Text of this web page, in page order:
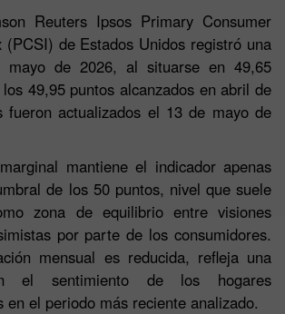
Reuters Ipsos Primary Consumer
(PCSI) de Estados Unidos registró una
mayo de 2026, al situarse en 49,65
49,95 puntos alcanzados en abril de
fueron actualizados el 13 de mayo de
mantiene el indicador apenas
de los 50 puntos, nivel que suele
zona de equilibrio entre visiones
por parte de los consumidores.
mensual es reducida, refleja una
el sentimiento de los hogares
en el periodo más reciente analizado.